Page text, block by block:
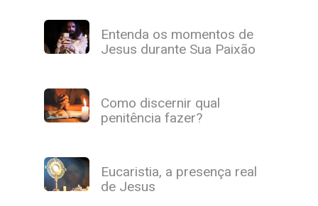
Entenda os momentos de
Jesus durante Sua Paixão
Como discernir qual
penitência fazer?
Eucaristia, a presença real
de Jesus